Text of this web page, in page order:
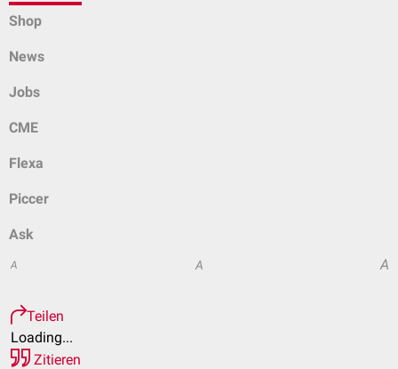
Shop
News
Jobs
CME
Flexa
Piccer
Ask
A A A
Teilen
Loading...
Zitieren